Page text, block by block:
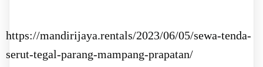
https://mandirijaya.rentals/2023/06/05/sewa-tenda-
serut-tegal-parang-mampang-prapatan/